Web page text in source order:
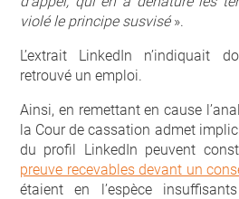
violé le principe susvisé».
L’extrait LinkedIn n’indiquait
retrouvé un emploi.
Ainsi, en remettant en cause
la Cour de cassation admet
du profil LinkedIn peuvent
preuve recevables devant un
étaient en l’espèce